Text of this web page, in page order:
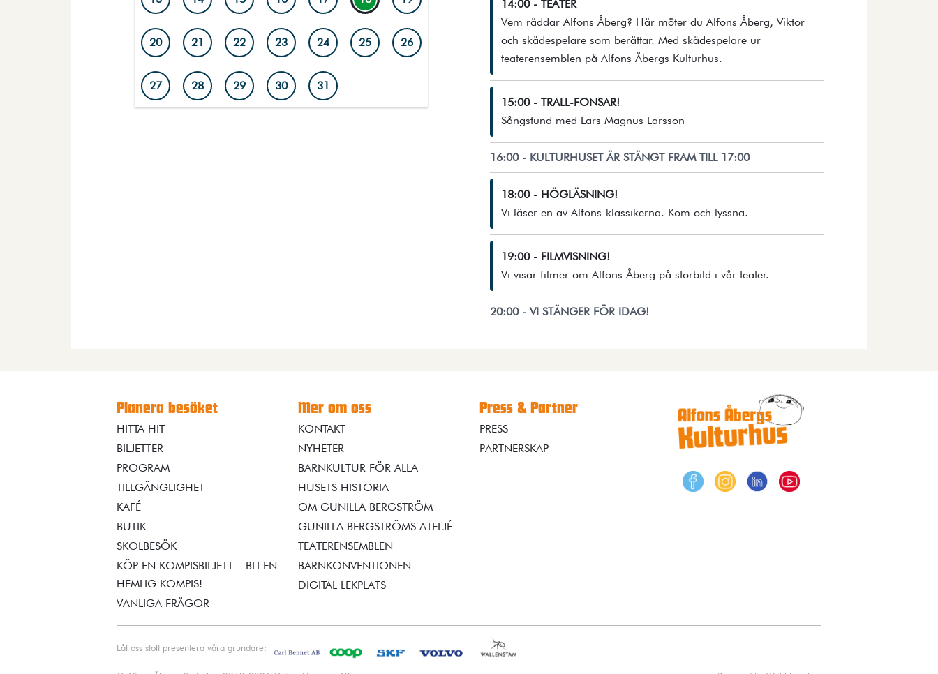
20 21 22 23 24 25 26
27 28 29 30 31
Dagar med markerad ring har aktiviteter. Vald dag visas med fylld markering och mörk ram.
14:00 - TEATER
Vem räddar Alfons Åberg? Här möter du Alfons Åberg, Viktor
och skådespelare som berättar. Med skådespelare ur
teaterensemblen på Alfons Åbergs Kulturhus.
15:00 - TRALL-FONSAR!
Sångstund med Lars Magnus Larsson
16:00 - KULTURHUSET ÄR STÄNGT FRAM TILL 17:00
18:00 - HÖGLÄSNING!
Vi läser en av Alfons-klassikerna. Kom och lyssna.
19:00 - FILMVISNING!
Vi visar filmer om Alfons Åberg på storbild i vår teater.
20:00 - VI STÄNGER FÖR IDAG!
Planera besöket
HITTA HIT
BILJETTER
PROGRAM
TILLGÄNGLIGHET
KAFÉ
BUTIK
SKOLBESÖK
KÖP EN KOMPISBILJETT – BLI EN
HEMLIG KOMPIS!
VANLIGA FRÅGOR
Mer om oss
KONTAKT
NYHETER
BARNKULTUR FÖR ALLA
HUSETS HISTORIA
OM GUNILLA BERGSTRÖM
GUNILLA BERGSTRÖMS ATELJÉ
TEATERENSEMBLEN
BARNKONVENTIONEN
DIGITAL LEKPLATS
Press & Partner
PRESS
PARTNERSKAP
Låt oss stolt presentera våra grundare: